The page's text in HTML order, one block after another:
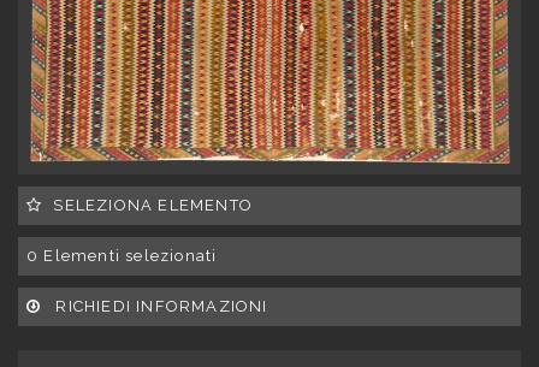
SELEZIONA ELEMENTO
0 Elementi selezionati
RICHIEDI INFORMAZIONI